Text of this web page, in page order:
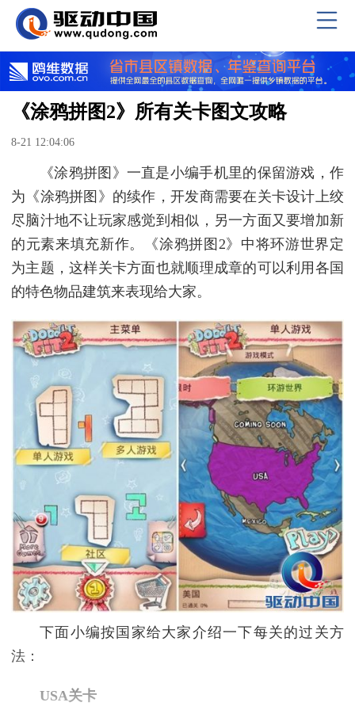
《涂鸦拼图2》所有关卡图文攻略
8-21 12:04:06
《涂鸦拼图》一直是小编手机里的保留游戏，作
为《涂鸦拼图》的续作，开发商需要在关卡设计上绞
尽脑汁地不让玩家感觉到相似，另一方面又要增加新
的元素来填充新作。《涂鸦拼图2》中将环游世界定
为主题，这样关卡方面也就顺理成章的可以利用各国
的特色物品建筑来表现给大家。
下面小编按国家给大家介绍一下每关的过关方
法：
USA关卡